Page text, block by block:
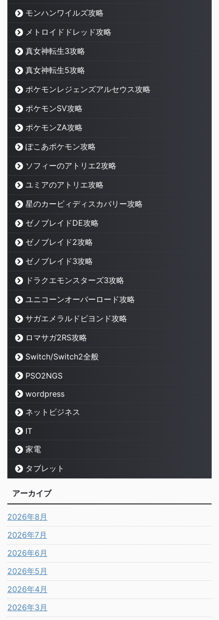
モンハンワイルズ攻略
メトロイドドレッド攻略
真女神転生3攻略
真女神転生5攻略
ポケモンレジェンズアルセウス攻略
ポケモンSV攻略
ポケモンZA攻略
ぽこあポケモン攻略
ソフィーのアトリエ2攻略
ユミアのアトリエ攻略
星のカービィディスカバリー攻略
ゼノブレイドDE攻略
ゼノブレイド2攻略
ゼノブレイド3攻略
ドラクエモンスターズ3攻略
ユニコーンオーバーロード攻略
サガエメラルドビヨンド攻略
ロマサガ2RS攻略
Switch/Switch2全般
PSO2NGS
wordpress
ネットビジネス
IT
家電
タブレット
アーカイブ
2026年8月
2026年7月
2026年6月
2026年5月
2026年4月
2026年3月